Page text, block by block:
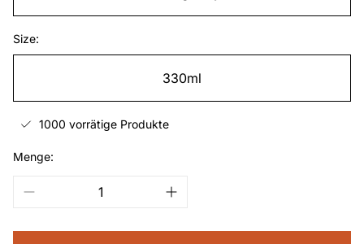
Size:
330ml
1000 vorrätige Produkte
Menge: